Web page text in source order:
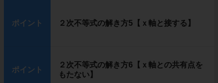
ポイント ２次不等式の解き方5【ｘ軸と接する】
ポイント
２次不等式の解き方6【ｘ軸との共有点を
もたない】